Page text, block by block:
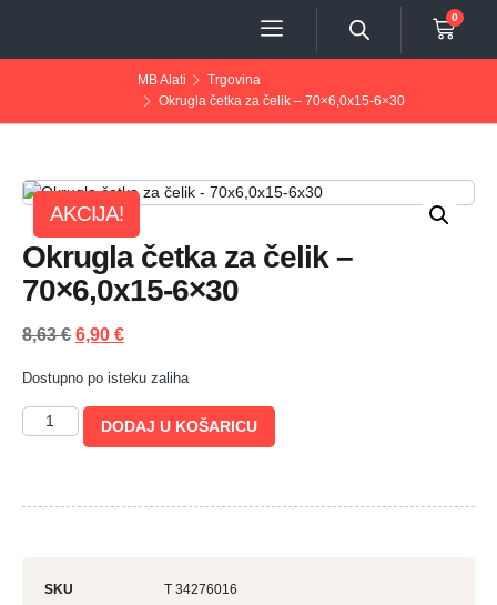
0
MB Alati
Trgovina
Okrugla četka za čelik – 70×6,0x15-6×30
AKCIJA!
Okrugla četka za čelik –
70×6,0x15-6×30
8,63€ 6,90 €
Dostupno po isteku zaliha
DODAJ U KOŠARICU
SKU
T 34276016